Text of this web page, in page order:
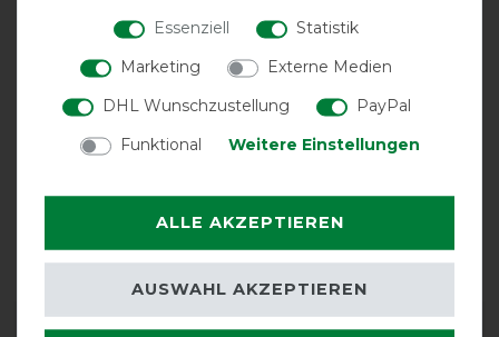
Frontverschluss
DETAILS ZUR PRODUKTSICHERHEIT
Essenziell
Statistik
Marketing
Externe Medien
DHL Wunschzustellung
PayPal
Funktional
Weitere Einstellungen
ALLE AKZEPTIEREN
AUSWAHL AKZEPTIEREN